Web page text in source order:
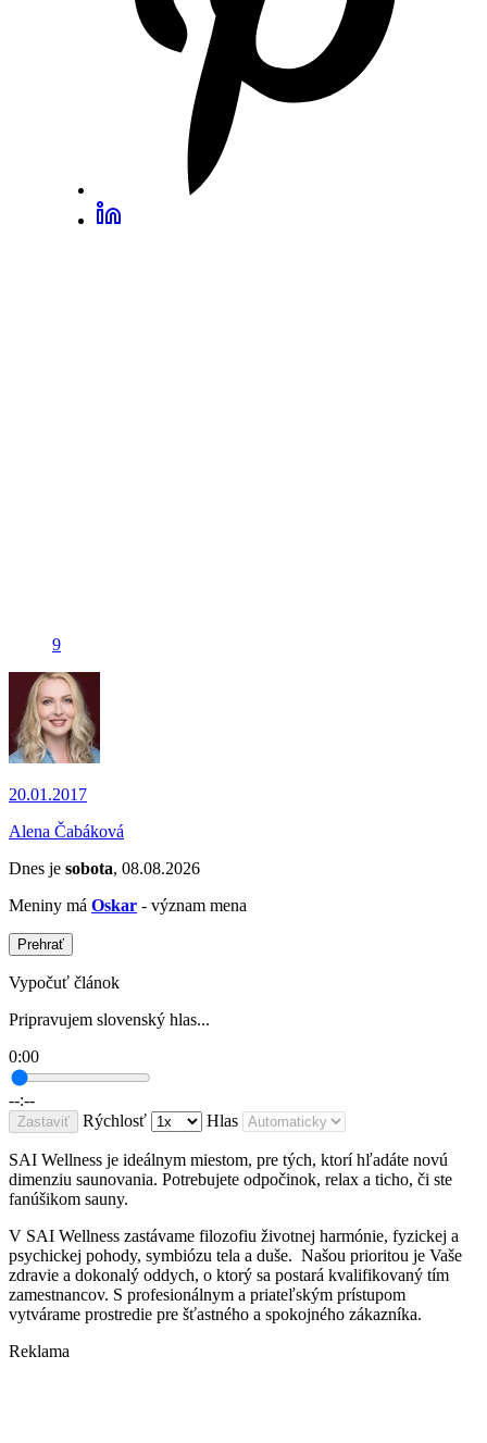
9
20.01.2017
Alena Čabáková
Dnes je sobota, 08.08.2026
Meniny má Oskar - význam mena
Prehrať
Vypočuť článok
Pripravujem slovenský hlas...
0:00
--:--
Zastaviť Rýchlosť Hlas
SAI Wellness je ideálnym miestom, pre tých, ktorí hľadáte novú
dimenziu saunovania. Potrebujete odpočinok, relax a ticho, či ste
fanúšikom sauny.
V SAI Wellness zastávame filozofiu životnej harmónie, fyzickej a
psychickej pohody, symbiózu tela a duše. Našou prioritou je Vaše
zdravie a dokonalý oddych, o ktorý sa postará kvalifikovaný tím
zamestnancov. S profesionálnym a priateľským prístupom
vytvárame prostredie pre šťastného a spokojného zákazníka.
Reklama